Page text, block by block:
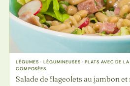
LÉGUMES · LÉGUMINEUSES · PLATS AVEC DE
COMPOSÉES
Salade de flageolets au jambon et